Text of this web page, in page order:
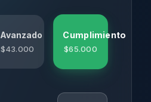
Avanzado
$43.000
Cumplimiento
$65.000